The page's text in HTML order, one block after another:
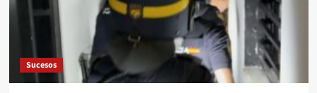
Sucesos